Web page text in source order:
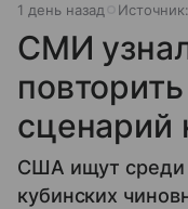
1 день назад Источник:
СМИ
сценарий
США ищут среди
кубинских